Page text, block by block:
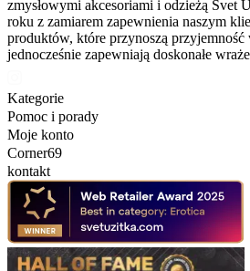
zmysłowymi akcesoriami i odzieżą Svet
roku z zamiarem zapewnienia naszym
produktów, które przynoszą przyjemność
jednocześnie zapewniają doskonałe
Kategorie
Pomoc i porady
Moje konto
Corner69
kontakt